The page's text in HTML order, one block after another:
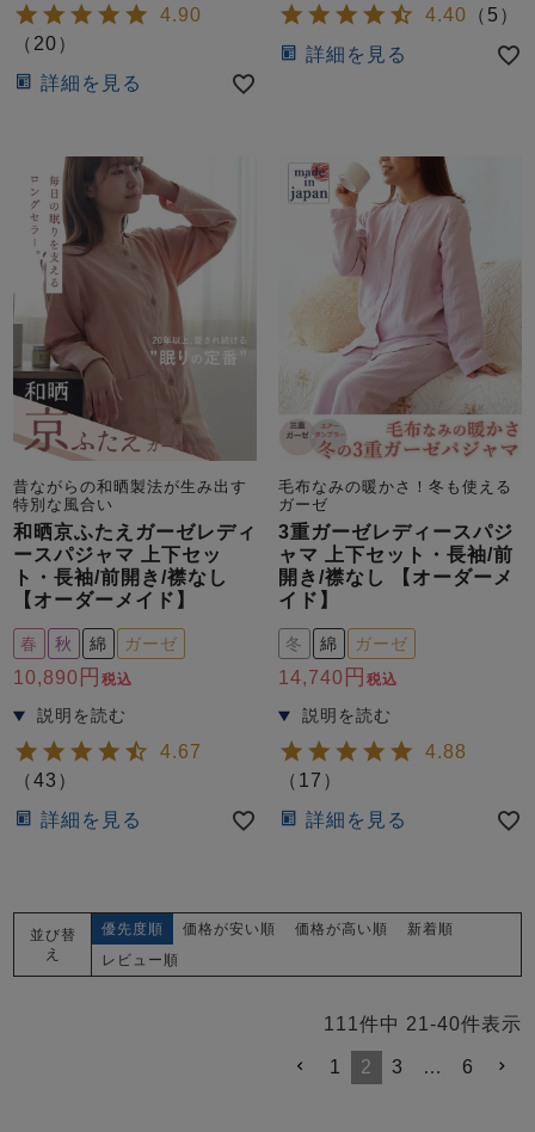
4.90
（ 20）
詳細を見る
4.40 （ 5 ）
詳細を見る
昔ながらの和晒製法が生み出す
特別な風合い
和晒京ふたえガーゼレディ
ースパジャマ 上下セッ
ト・長袖/前開き/襟なし
【オーダーメイド】
春 秋 綿 ガーゼ
10,890 税込
4.67
（43 ）
詳細を見る
毛布なみの暖かさ！冬も使える
ガーゼ
3重ガーゼレディースパジ
ャマ 上下セット・長袖/前
開き/襟なし 【オーダーメ
イド】
冬 綿 ガーゼ
14,740 税込
4.88
（ 17 ）
詳細を見る
並び替
え
優先度順 価格が安い順 価格が高い順
新着順
レビュー順
111 件中 21 -40件表示
1 2 3 … 6